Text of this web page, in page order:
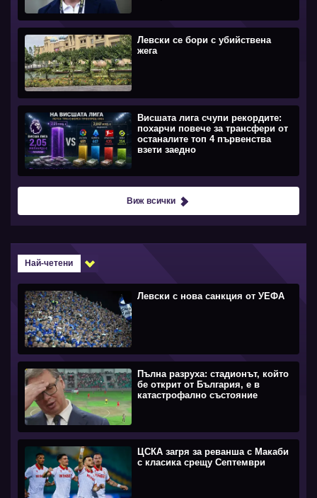
Левски се бори с убийствена
жега
Висшата лига счупи рекордите:
похарчи повече за трансфери от
останалите топ 4 първенства
взети заедно
Виж всички
Най-четени
Левски с нова санкция от УЕФА
Пълна разруха: стадионът, който
бе открит от България, е в
катастрофално състояние
ЦСКА загря за реванша с Макаби
с класика срещу Септември